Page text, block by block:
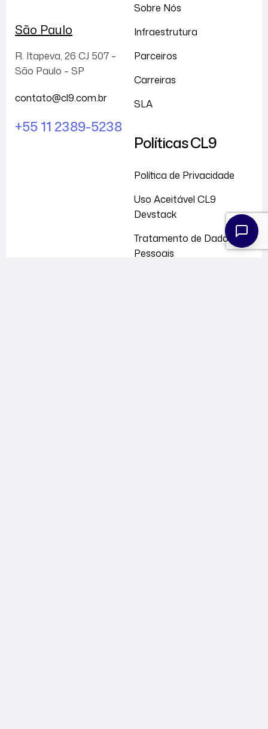
São Paulo
R. Itapeva, 26 CJ 507 –
São Paulo – SP
contato@cl9.com.br
+55 11 2389-5238
Sobre Nós
Infraestrutura
Parceiros
Carreiras
SLA
Políticas CL9
Política de Privacidade
Uso Aceitável CL9
Devstack
Tratamento de Dados
Pessoais